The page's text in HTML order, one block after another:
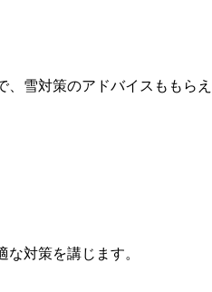
雪対策のアドバイスももらえ
対策を講じます。